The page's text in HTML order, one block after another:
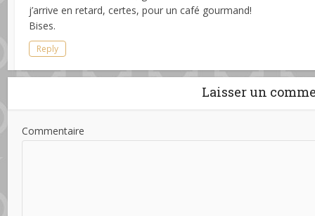
j’arrive en retard, certes, pour un café gourmand!
Bises.
Reply
Laisser un
Commentaire